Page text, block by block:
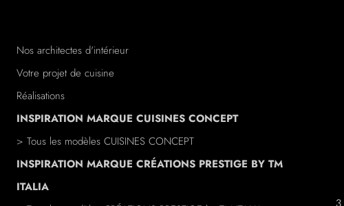
Nos architectes d'intérieur
Votre projet de cuisine
Réalisations
INSPIRATION MARQUE CUISINES CONCEPT
> Tous les modèles CUISINES CONCEPT
INSPIRATION MARQUE CRÉATIONS PRESTIGE BY TM
ITALIA